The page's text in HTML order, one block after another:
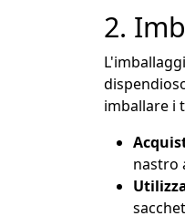
2.
imballare i
nastro